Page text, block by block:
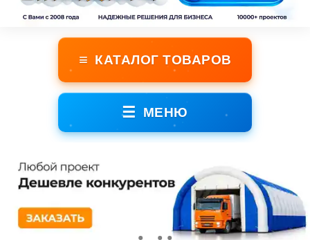
≡ КАТАЛОГ ТОВАРОВ
☰ МЕНЮ